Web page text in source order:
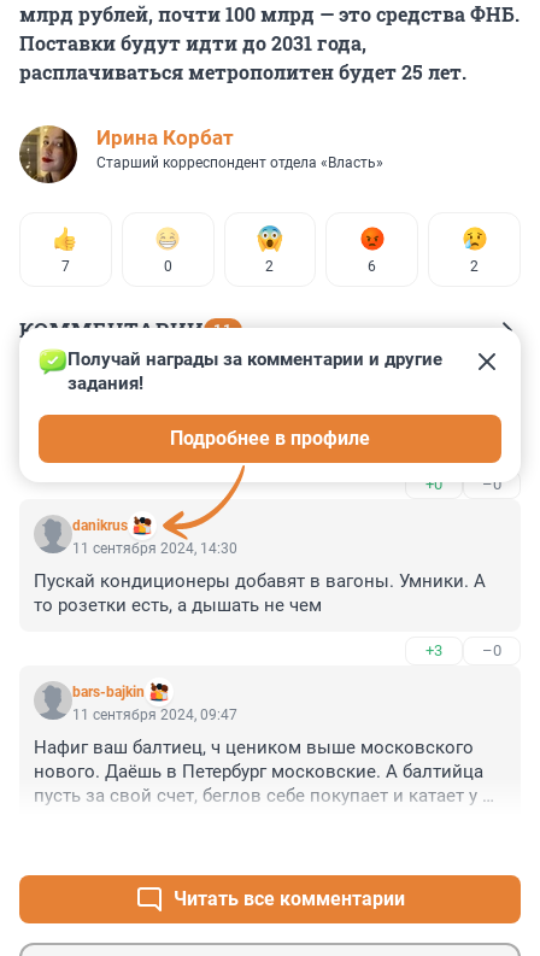
млрд рублей, почти 100 млрд — это средства ФНБ.
Поставки будут идти до 2031 года,
расплачиваться метрополитен будет 25 лет.
Иpина Корбат
Старший корреспондент отдела «Власть»
7 0 2 6 2
КОММЕНТАРИИ 11
Гость
Синий - это в Новосибирск, не в Санкт-Петербург.
+0 –0
danikrus
Получай награды за комментарии и другие
задания!
Подробнее в профиле
11 сентября 2024, 14:30
Пускай кондиционеры добавят в вагоны. Умники. А
то розетки есть, а дышать не чем
+3 –0
bars-bajkin
11 сентября 2024, 09:47
Нафиг ваш балтиец, ч цеником выше московского
нового. Даёшь в Петербург московские. А балтийца
пусть за свой счет, беглов себе покупает и катает у
Читать все комментарии